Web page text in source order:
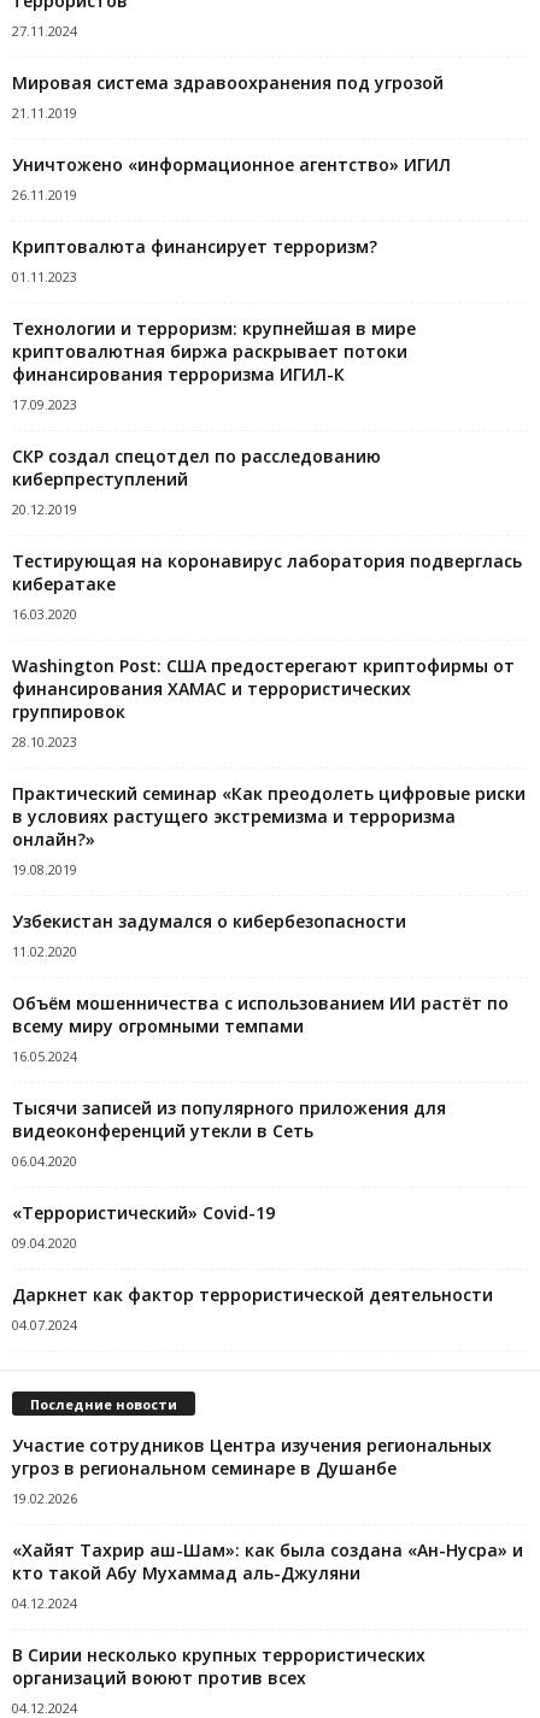
27.11.2024
Мировая система здравоохранения под угрозой
21.11.2019
Уничтожено «информационное агентство» ИГИЛ
26.11.2019
Криптовалюта финансирует терроризм?
01.11.2023
Технологии и терроризм: крупнейшая в мире
криптовалютная биржа раскрывает потоки
финансирования терроризма ИГИЛ-К
17.09.2023
СКР создал спецотдел по расследованию
киберпреступлений
20.12.2019
Тестирующая на коронавирус лаборатория подверглась
кибератаке
16.03.2020
Washington Post: США предостерегают криптофирмы от
финансирования ХАМАС и террористических
группировок
28.10.2023
Практический семинар «Как преодолеть цифровые риски
в условиях растущего экстремизма и терроризма
онлайн?»
19.08.2019
Узбекистан задумался о кибербезопасности
11.02.2020
Объём мошенничества с использованием ИИ растёт по
всему миру огромными темпами
16.05.2024
Тысячи записей из популярного приложения для
видеоконференций утекли в Сеть
06.04.2020
«Террористический» Covid-19
09.04.2020
Даркнет как фактор террористической деятельности
04.07.2024
Последние новости
Участие сотрудников Центра изучения региональных
угроз в региональном семинаре в Душанбе
19.02.2026
«Хайят Тахрир аш-Шам»: как была создана «Ан-Нусра» и
кто такой Абу Мухаммад аль-Джуляни
04.12.2024
В Сирии несколько крупных террористических
организаций воюют против всех
04.12.2024